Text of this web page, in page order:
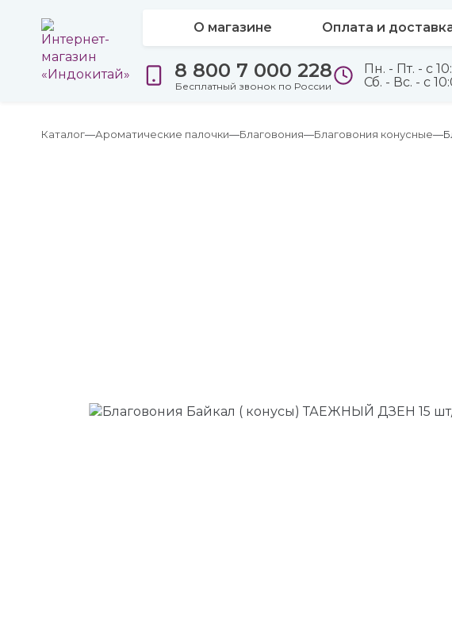
О магазине Оплата и
8 800 7 000 228
Бесплатный звонок по России
Пн. - Пт. - с
Сб. - Вс. - с
Каталог Ароматические палочки Благовония Благовония конусные